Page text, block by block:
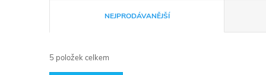
a
NEJPRODÁVANĚJŠÍ
5 položek celkem